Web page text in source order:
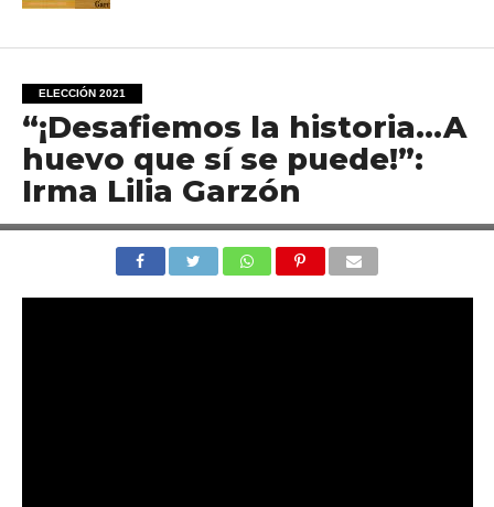
ELECCIÓN 2021
“¡Desafiemos la historia…A
huevo que sí se puede!”:
Irma Lilia Garzón